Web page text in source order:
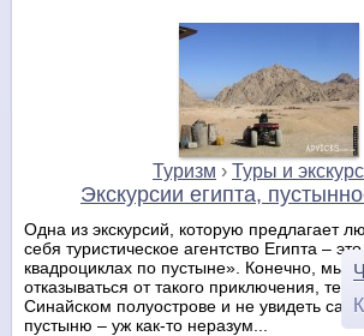
Туризм › Туры и
Экскурсии египта,
Одна из экскурсий, которую предлагает
себя туристическое агентство Египта –
квадроциклах по пустыне». Конечно, мы
отказываться от такого приключения, тем
Синайском полуострове и не увидеть
пустыню – уж как-то неразум...